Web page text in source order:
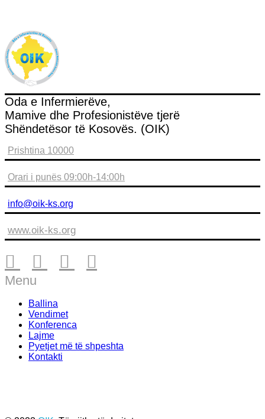
Oda e Infermierëve,
Mamive dhe Profesionistëve tjerë
Shëndetësor të Kosovës. (OIK)
Prishtina 10000
Orari i punës 09:00h-14:00h
info@oik-ks.org
www.oik-ks.org
Menu
Ballina
Vendimet
Konferenca
Lajme
Pyetjet më të shpeshta
Kontakti